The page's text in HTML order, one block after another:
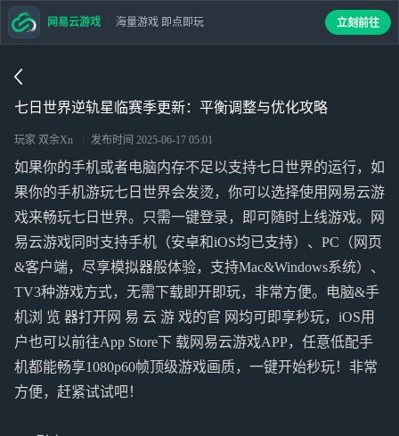
七日世界逆轨星临赛季更新：平衡调整与优化攻略
玩家 双余Xn 发布时间 2025-06-17 05:01
如果你的手机或者电脑内存不足以支持七日世界的运行，如
果你的手机游玩七日世界会发烫，你可以选择使用网易云游
戏来畅玩七日世界。只需一键登录，即可随时上线游戏。网
易云游戏同时支持手机（安卓和iOS均已支持）、PC（网页
&客户端，尽享模拟器般体验，支持Mac&Windows系统）、
TV3种游戏方式，无需下载即开即玩，非常方便。电脑&手
机浏 览 器打开网 易 云 游 戏的官 网均可即享秒玩，iOS用
户也可以前往App Store下 载网易云游戏APP，任意低配手
机都能畅享1080p60帧顶级游戏画质，一键开始秒玩！非常
方便，赶紧试试吧！
网易云游戏 海量游戏 即点即玩 立刻前往